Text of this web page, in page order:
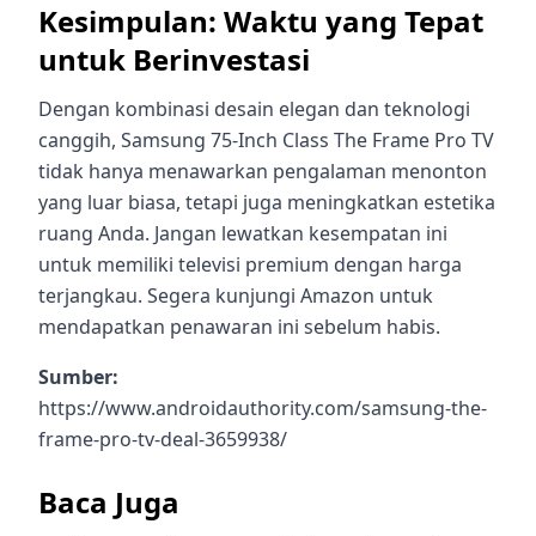
Kesimpulan: Waktu yang Tepat
untuk Berinvestasi
Dengan kombinasi desain elegan dan teknologi
canggih, Samsung 75-Inch Class The Frame Pro TV
tidak hanya menawarkan pengalaman menonton
yang luar biasa, tetapi juga meningkatkan estetika
ruang Anda. Jangan lewatkan kesempatan ini
untuk memiliki televisi premium dengan harga
terjangkau. Segera kunjungi Amazon untuk
mendapatkan penawaran ini sebelum habis.
Sumber:
https://www.androidauthority.com/samsung-the-
frame-pro-tv-deal-3659938/
Baca Juga